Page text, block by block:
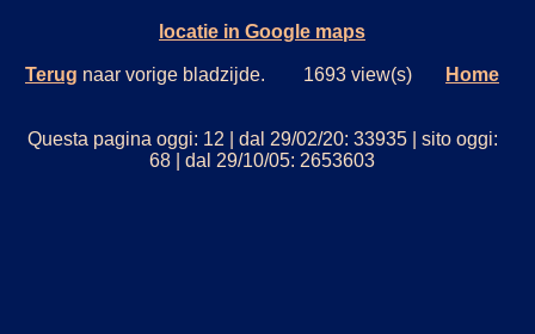
locatie in Google maps
Terug naar vorige bladzijde. 1693 view(s) Home
Questa pagina oggi: 12 | dal 29/02/20: 33935 | sito oggi:
68 | dal 29/10/05: 2653603